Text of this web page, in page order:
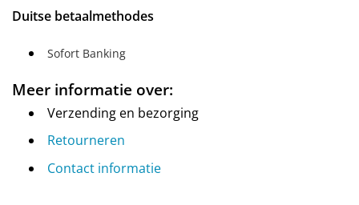
Duitse betaalmethodes
Sofort Banking
Meer informatie over:
Verzending en bezorging
Retourneren
Contact informatie